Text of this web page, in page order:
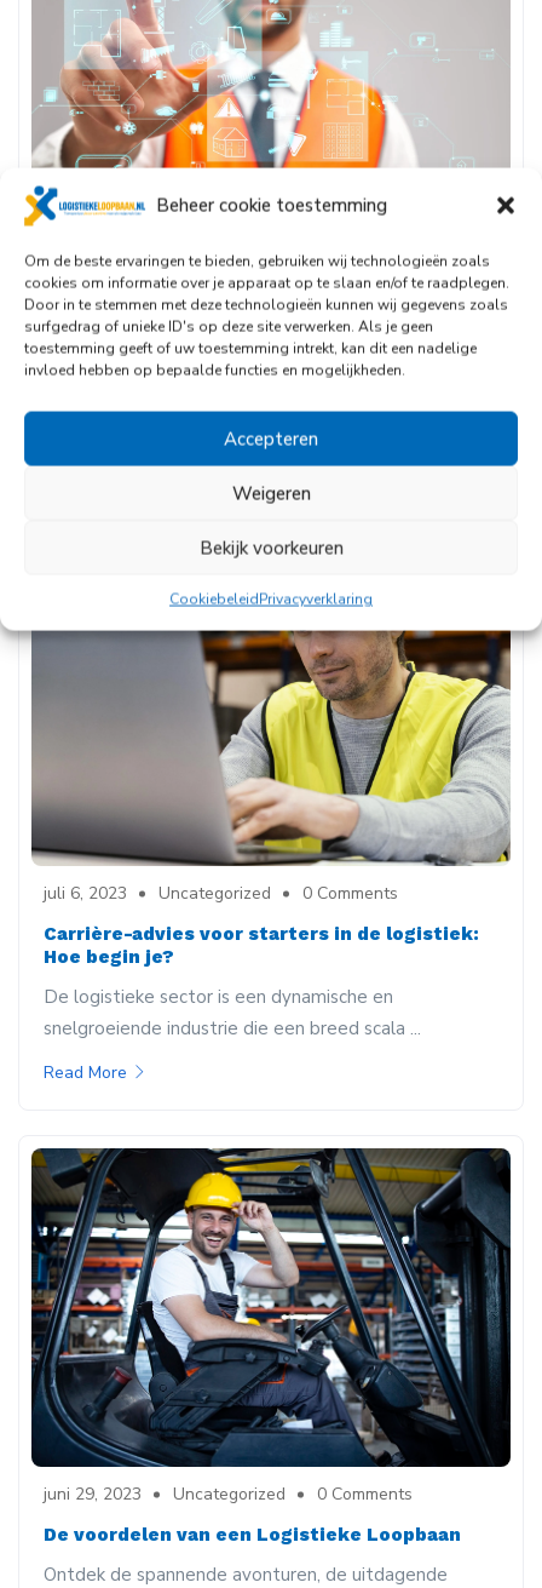
Beheer cookie toestemming
Om de beste ervaringen te bieden, gebruiken wij technologieën zoals
cookies om informatie over je apparaat op te slaan en/of te raadplegen.
Door in te stemmen met deze technologieën kunnen wij gegevens zoals
surfgedrag of unieke ID's op deze site verwerken. Als je geen
toestemming geeft of uw toestemming intrekt, kan dit een nadelige
invloed hebben op bepaalde functies en mogelijkheden.
Accepteren
Weigeren
Bekijk voorkeuren
CookiebeleidPrivacyverklaring
juli 14, 2023 Uncategorized 0 Comments
De toekomst van de logistieke sector in kaart
gebracht
De toekomst van logistiek is in volle ontwikkeling. De
juli 6, 2023 Uncategorized 0 Comments
Carrière-advies voor starters in de logistiek:
Hoe begin je?
De logistieke sector is een dynamische en
snelgroeiende industrie die een breed scala ...
Read More
juni 29, 2023 Uncategorized 0 Comments
De voordelen van een Logistieke Loopbaan
Ontdek de spannende avonturen, de uitdagende